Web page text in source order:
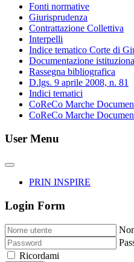
Fonti normative
Giurisprudenza
Contrattazione Collettiva
Interpelli
Indice tematico Corte di
Documentazione
Rassegna bibliografica
D.lgs. 9 aprile 2008, n. 81
Indici tematici
CoReCo Marche
CoReCo Marche
User Menu
PRIN INSPIRE
Login Form
Ricordami